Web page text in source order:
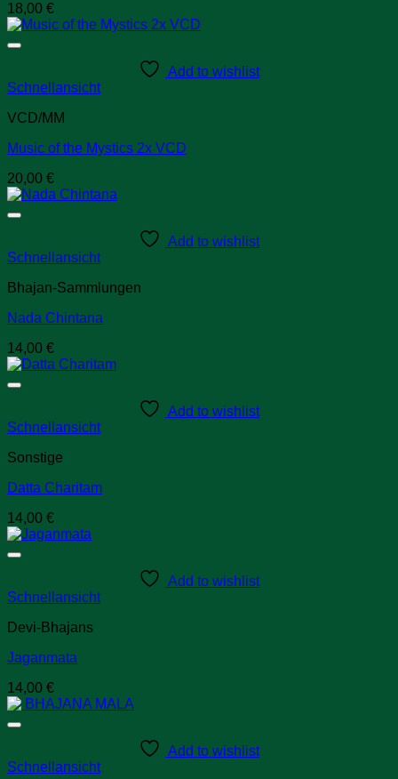
18,00 €
Add to wishlist
Schnellansicht
VCD/MM
Music of the Mystics 2x VCD
20,00 €
Add to wishlist
Schnellansicht
Bhajan-Sammlungen
Nada Chintana
14,00 €
Add to wishlist
Schnellansicht
Sonstige
Datta Charitam
14,00 €
Add to wishlist
Schnellansicht
Devi-Bhajans
Jaganmata
14,00 €
Add to wishlist
Schnellansicht